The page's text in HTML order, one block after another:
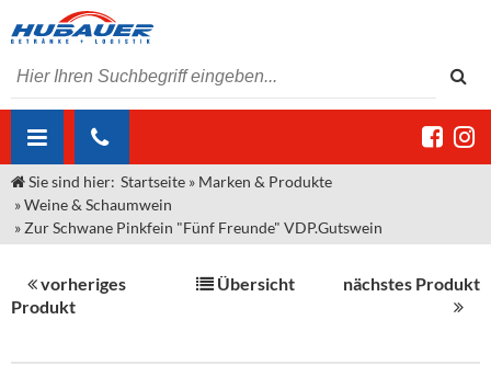
ÜBER UNS
Jobs
Unser Liefergebiet
Unser Team
Kontakt
AKTUELLES
Angebote Gastronomie & Großhandel
Gastronomie
Großhandel
Innovation - Die Neue Art des Bierzapfens
"DroughtMaster"
MARKEN & PRODUKTE
Weine & Schaumwein
Sirup
Kommisionskauf & Lieferbedingungen
Sie sind hier: Startseite » Marken & Produkte
»Weine & Schaumwein
» Zur Schwane Pinkfein "Fünf Freunde" VDP.Gutswein
vorheriges
Produkt
Übersicht nächstes Produkt